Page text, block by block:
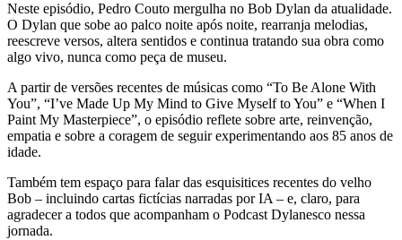
Neste episódio, Pedro Couto mergulha no Bob Dylan da atualidade.
O Dylan que sobe ao palco noite após noite, rearranja melodias,
reescreve versos, altera sentidos e continua tratando sua obra como
algo vivo, nunca como peça de museu.
A partir de versões recentes de músicas como “To Be Alone With
You”, “I’ve Made Up My Mind to Give Myself to You” e “When I
Paint My Masterpiece”, o episódio reflete sobre arte, reinvenção,
empatia e sobre a coragem de seguir experimentando aos 85 anos de
idade.
Também tem espaço para falar das esquisitices recentes do velho
Bob – incluindo cartas fictícias narradas por IA – e, claro, para
agradecer a todos que acompanham o Podcast Dylanesco nessa
jornada.